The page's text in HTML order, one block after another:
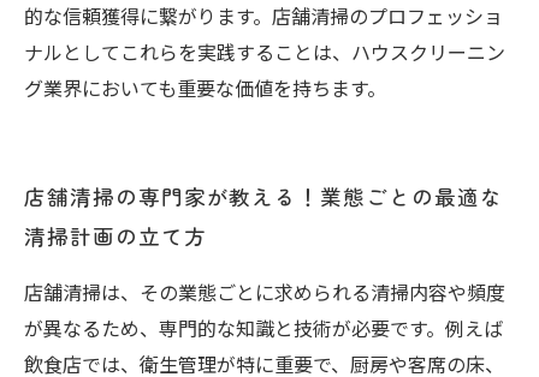
的な信頼獲得に繋がります。店舗清掃のプロフェッショ
ナルとしてこれらを実践することは、ハウスクリーニン
グ業界においても重要な価値を持ちます。
店舗清掃の専門家が教える！業態ごとの最適な
清掃計画の立て方
店舗清掃は、その業態ごとに求められる清掃内容や頻度
が異なるため、専門的な知識と技術が必要です。例えば
飲食店では、衛生管理が特に重要で、厨房や客席の床、